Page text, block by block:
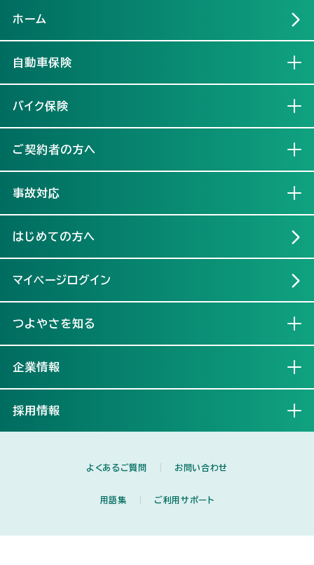
ホーム
自動車保険
バイク保険
ご契約者の方へ
事故対応
はじめての方へ
マイページログイン
つよやさを知る
企業情報
採用情報
よくあるご質問 お問い合わせ
用語集 ご利用サポート